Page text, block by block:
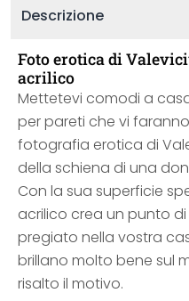
Descrizione
Foto erotica di
acrilico
Mettetevi comodi a
per pareti che vi
fotografia erotica di
della schiena di una
Con la sua superficie
acrilico crea un punto
pregiato nella vostra
brillano molto bene sul
risalto il motivo.